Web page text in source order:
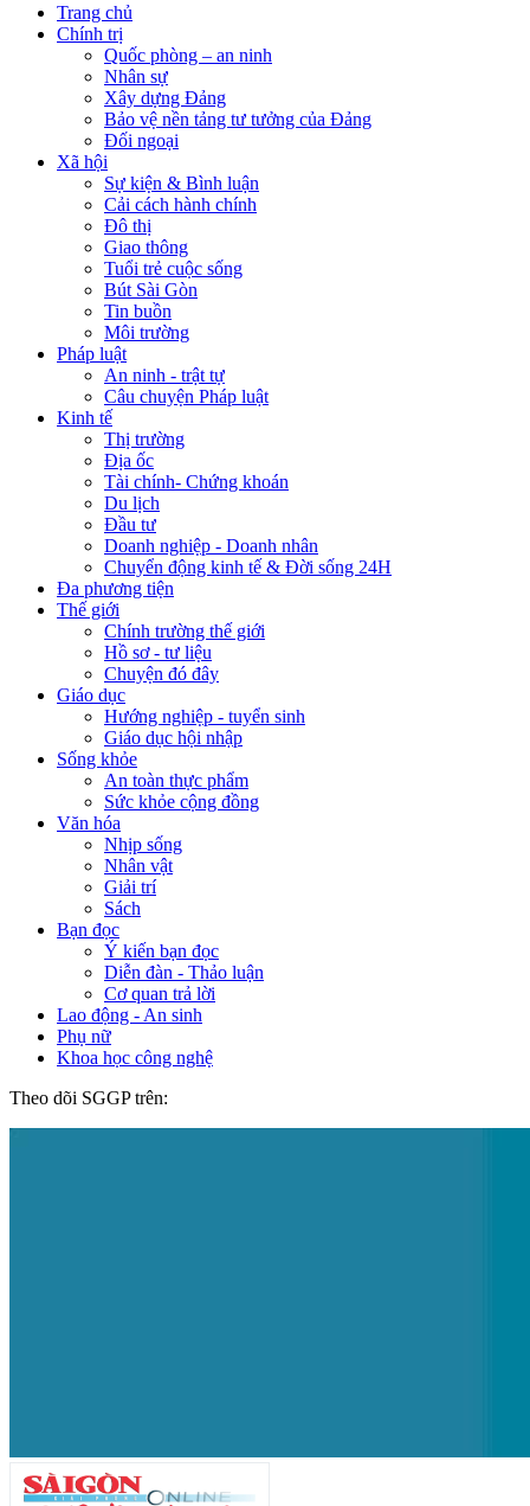
Trang chủ
Chính trị
Quốc phòng – an ninh
Nhân sự
Xây dựng Đảng
Bảo vệ nền tảng tư tưởng của Đảng
Đối ngoại
Xã hội
Sự kiện & Bình luận
Cải cách hành chính
Đô thị
Giao thông
Tuổi trẻ cuộc sống
Bút Sài Gòn
Tin buồn
Môi trường
Pháp luật
An ninh - trật tự
Câu chuyện Pháp luật
Kinh tế
Thị trường
Địa ốc
Tài chính- Chứng khoán
Du lịch
Đầu tư
Doanh nghiệp - Doanh nhân
Chuyển động kinh tế & Đời sống 24H
Đa phương tiện
Thế giới
Chính trường thế giới
Hồ sơ - tư liệu
Chuyện đó đây
Giáo dục
Hướng nghiệp - tuyển sinh
Giáo dục hội nhập
Sống khỏe
An toàn thực phẩm
Sức khỏe cộng đồng
Văn hóa
Nhịp sống
Nhân vật
Giải trí
Sách
Bạn đọc
Ý kiến bạn đọc
Diễn đàn - Thảo luận
Cơ quan trả lời
Lao động - An sinh
Phụ nữ
Khoa học công nghệ
Theo dõi SGGP trên: